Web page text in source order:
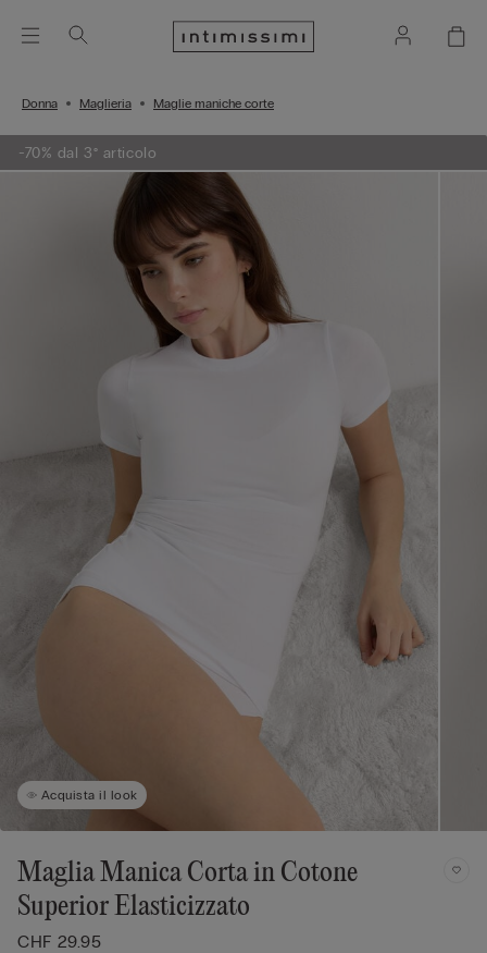
Donna Maglieria Maglie maniche corte
-70% dal 3° articolo
Acquista il look
Maglia Manica Corta in Cotone
Superior Elasticizzato
CHF 29.95